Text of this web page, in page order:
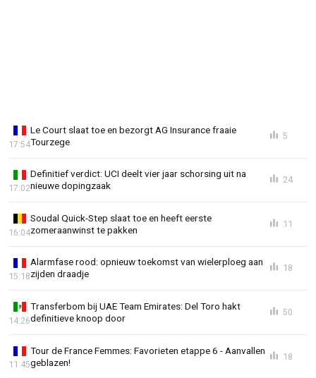
Le Court slaat toe en bezorgt AG Insurance fraaie
Tourzege
17:54
5
Definitief verdict: UCI deelt vier jaar schorsing uit na
nieuwe dopingzaak
17:02
24
Soudal Quick-Step slaat toe en heeft eerste
zomeraanwinst te pakken
16:04
11
Alarmfase rood: opnieuw toekomst van wielerploeg aan
zijden draadje
15:18
18
Transferbom bij UAE Team Emirates: Del Toro hakt
definitieve knoop door
14:26
50
Tour de France Femmes: Favorieten etappe 6 - Aanvallen
geblazen!
11:45
18